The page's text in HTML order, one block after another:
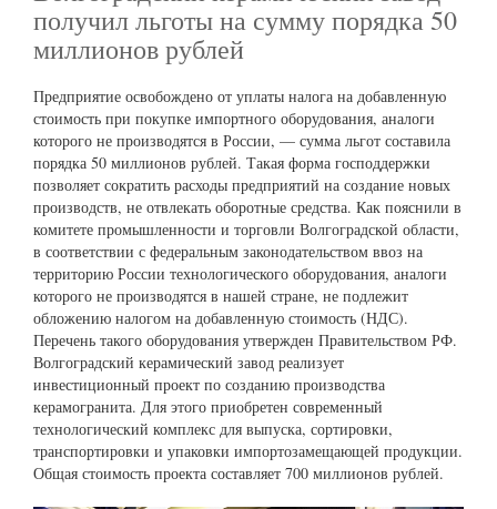
получил льготы на сумму порядка 50
миллионов рублей
Предприятие освобождено от уплаты налога на добавленную
стоимость при покупке импортного оборудования, аналоги
которого не производятся в России, — сумма льгот составила
порядка 50 миллионов рублей. Такая форма господдержки
позволяет сократить расходы предприятий на создание новых
производств, не отвлекать оборотные средства. Как пояснили в
комитете промышленности и торговли Волгоградской области,
в соответствии с федеральным законодательством ввоз на
территорию России технологического оборудования, аналоги
которого не производятся в нашей стране, не подлежит
обложению налогом на добавленную стоимость (НДС).
Перечень такого оборудования утвержден Правительством РФ.
Волгоградский керамический завод реализует
инвестиционный проект по созданию производства
керамогранита. Для этого приобретен современный
технологический комплекс для выпуска, сортировки,
транспортировки и упаковки импортозамещающей продукции.
Общая стоимость проекта составляет 700 миллионов рублей.